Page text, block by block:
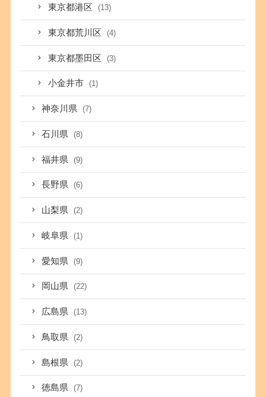
東京都港区 (13)
東京都荒川区 (4)
東京都墨田区 (3)
小金井市 (1)
神奈川県 (7)
石川県 (8)
福井県 (9)
長野県 (6)
山梨県 (2)
岐阜県 (1)
愛知県 (9)
岡山県 (22)
広島県 (13)
鳥取県 (2)
島根県 (2)
徳島県 (7)